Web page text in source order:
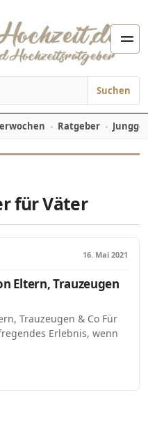
Suchen
Ratgeber
für Väter
16. Mai 2021
Eltern, Trauzeugen
Trauzeugen & Co Für
Erlebnis, wenn